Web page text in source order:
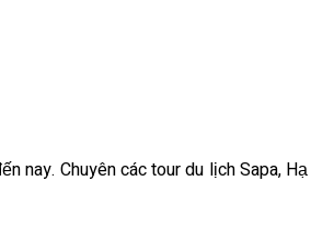
Chuyên các tour du lịch Sapa,